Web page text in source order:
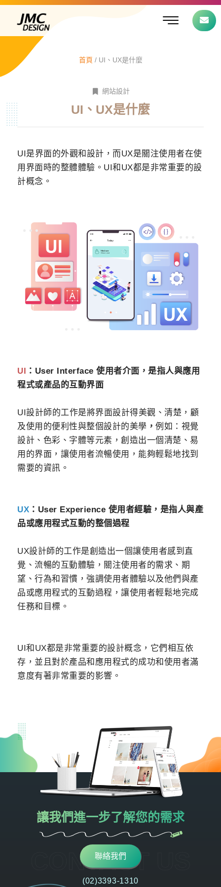
跳
要
選
單
首頁 / UI、UX是什麼
網站設計
UI、UX是什麼
UI是界面的外觀和設計，而UX是關注使用者在使
用界面時的整體體驗。UI和UX都是非常重要的設
計概念。
UI ：User Interface 使用者介面，是指人與應用
程式或產品的互動界面
UI設計師的工作是將界面設計得美觀、清楚，顧
及使用的便利性與整個設計的美學 ， 例如：視覺
設計、色彩、字體等元素，創造出一個清楚、易
用的界面，讓使用者流暢使用，能夠輕鬆地找到
需要的資訊。
UX ： User Experience 使用者經驗，是指人與產
品或應用程式互動的整個過程
UX設計師的工作是創造出一個讓使用者感到直
覺、流暢的互動體驗，關注使用者的需求、期
望、行為和習慣，強調使用者體驗以及他們與產
品或應用程式的互動過程，讓使用者輕鬆地完成
任務和目標。
UI和UX都是非常重要的設計概念，它們相互依
存，並且對於產品和應用程式的成功和使用者滿
意度有著非常重要的影響。
讓我們進一步了解您的需求
聯絡我們
(02)3393-1310
CONTACT US